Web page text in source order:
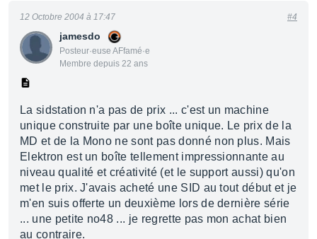
jamesdo
Posteur·euse AFfamé·e
Membre depuis 22 ans
12 Octobre 2004 à 17:47 #4
La sidstation n'a pas de prix ... c'est un machine
unique construite par une boîte unique. Le prix de la
MD et de la Mono ne sont pas donné non plus. Mais
Elektron est un boîte tellement impressionnante au
niveau qualité et créativité (et le support aussi) qu'on
met le prix. J'avais acheté une SID au tout début et je
m'en suis offerte un deuxième lors de dernière série
... une petite no48 ... je regrette pas mon achat bien
au contraire.